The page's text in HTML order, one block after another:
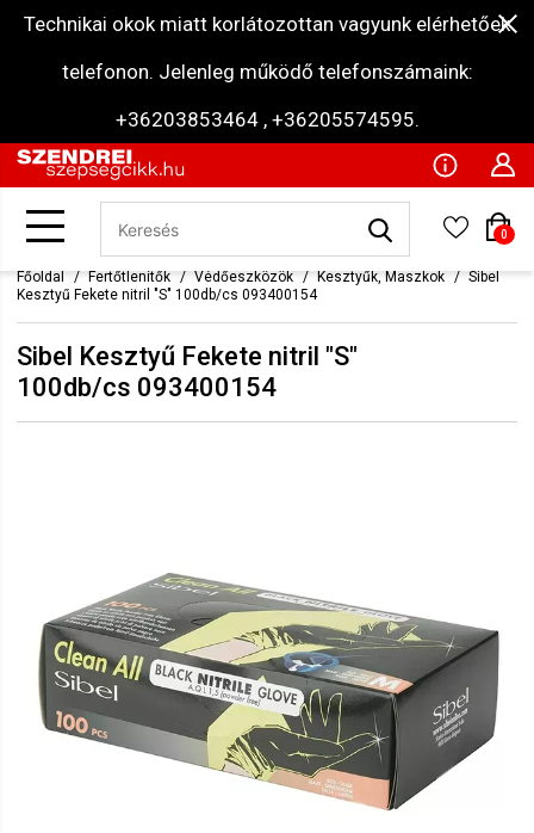
Technikai okok miatt korlátozottan vagyunk elérhetőek
telefonon. Jelenleg működő telefonszámaink:
+36203853464 , +36205574595.
0
Főoldal Fertőtlenítők Védőeszközök Kesztyűk, Maszkok
Sibel
Kesztyű Fekete nitril "S" 100db/cs 093400154
Sibel Kesztyű Fekete nitril "S"
100db/cs 093400154